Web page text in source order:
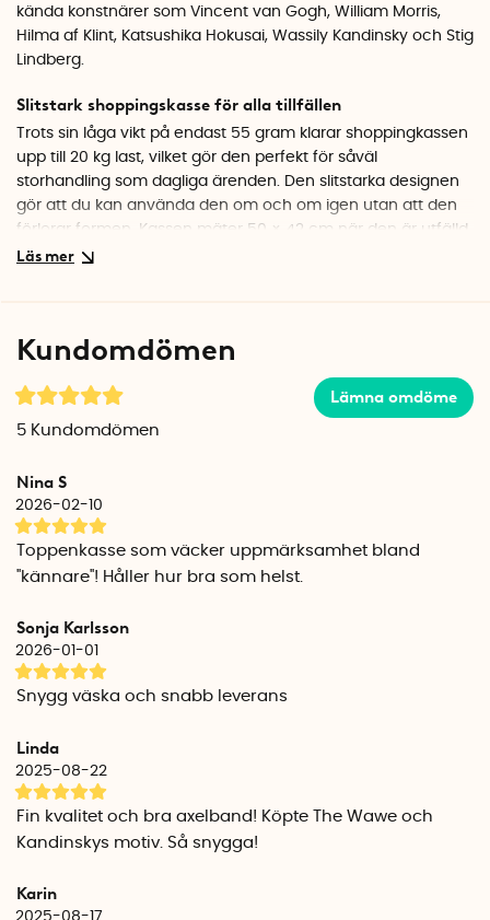
kända konstnärer som Vincent van Gogh, William Morris,
Hilma af Klint, Katsushika Hokusai, Wassily Kandinsky och Stig
Lindberg.
Slitstark shoppingskasse för alla tillfällen
Trots sin låga vikt på endast 55 gram klarar shoppingkassen
upp till 20 kg last, vilket gör den perfekt för såväl
storhandling som dagliga ärenden. Den slitstarka designen
gör att du kan använda den om och om igen utan att den
förlorar formen. Kassen mäter 50 × 42 cm när den är utfälld,
men kan enkelt vikas ihop och stoppas i den medföljande
Välj bland motiv från kända konstnärer som Vincent van
Gogh, William Morris, Hilma af Klint, Katsushika Hokusai,
val för alla tillfällen.
Hållbar och vattenavvisande
Shoppingkassen är tillverkad av GREEN CIRCLE®-taft, ett
innehållet mot lätt regn. OBS! För att bevara denna
egenskap rekommenderas handtvätt. Om du ändå vill
maskintvätta, gör det i 30 °C och i tvättpåse.
Material: 100 % återvunnet GREEN CIRCLE®-tafttyg
Certifierad enligt OEKO-TEX® STANDARD 100: Ja
Mått, ihopvikt: 12 x 12 cm
vattenavvisning (Alt. maskintvätt 30°C i tvättpåse)
Kundomdömen
Lämna omdöme
5 Kundomdömen
Nina S
2026-02-10
Toppenkasse som väcker uppmärksamhet bland
''kännare''! Håller hur bra som helst.
Sonja Karlsson
2026-01-01
Snygg väska och snabb leverans
Linda
2025-08-22
Fin kvalitet och bra axelband! Köpte The Wawe och
Kandinskys motiv. Så snygga!
Karin
2025-08-17